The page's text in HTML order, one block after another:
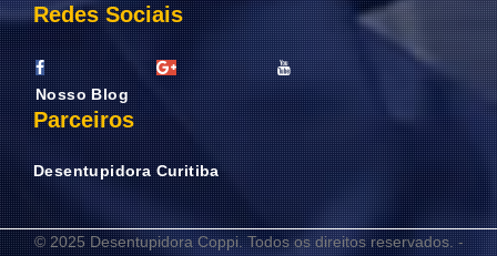
Redes Sociais
Nosso Blog
Parceiros
Desentupidora Curitiba
© 2025 Desentupidora Coppi. Todos os direitos reservados. -